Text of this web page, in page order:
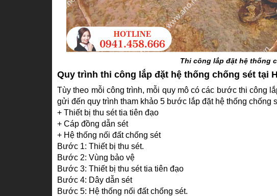
Thi công lắp đặt hệ thống
Quy trình thi công lắp đặt hệ thống chống sét tại
Tùy theo mỗi công trình, mỗi quy mô có các bước thi công
gửi đến quy trình tham khảo 5 bước lắp đặt hệ thống chống
+ Thiết bị thu sét tia tiên đạo
+ Cáp đồng dẫn sét
+ Hệ thống nối đất chống sét
Bước 1: Thiết bị thu sét.
Bước 2: Vùng bảo vệ
Bước 3: Thiết bị thu sét tia tiên đạo
Bước 4: Dây dẫn sét
Bước 5: Hệ thống nối đất chống sét.